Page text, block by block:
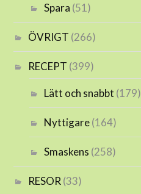
Spara (51)
ÖVRIGT (266)
RECEPT (399)
Lätt och snabbt (179)
Nyttigare(164)
Smaskens (258)
RESOR(33)